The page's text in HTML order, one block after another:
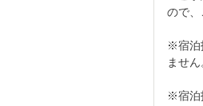
ので、
※宿泊
ません
※宿泊